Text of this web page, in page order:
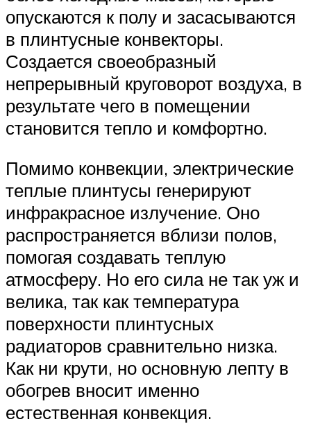
опускаются к полу и засасываются
в плинтусные конвекторы.
Создается своеобразный
непрерывный круговорот воздуха, в
результате чего в помещении
становится тепло и комфортно.
Помимо конвекции, электрические
теплые плинтусы генерируют
инфракрасное излучение. Оно
распространяется вблизи полов,
помогая создавать теплую
атмосферу. Но его сила не так уж и
велика, так как температура
поверхности плинтусных
радиаторов сравнительно низка.
Как ни крути, но основную лепту в
обогрев вносит именно
естественная конвекция.